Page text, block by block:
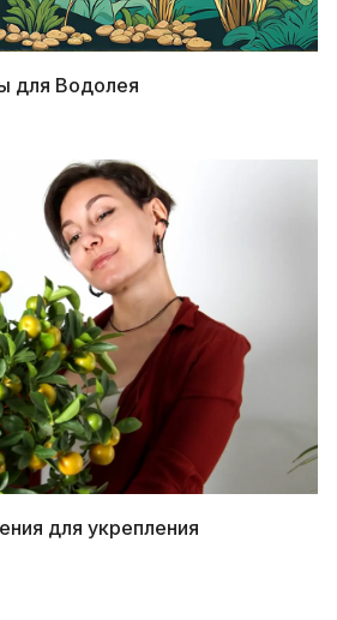
для Водолея
для укрепления